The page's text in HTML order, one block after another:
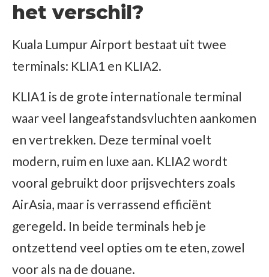
het verschil?
Kuala Lumpur Airport bestaat uit twee
terminals: KLIA1 en KLIA2.
KLIA1 is de grote internationale terminal
waar veel langeafstandsvluchten aankomen
en vertrekken. Deze terminal voelt
modern, ruim en luxe aan. KLIA2 wordt
vooral gebruikt door prijsvechters zoals
AirAsia, maar is verrassend efficiënt
geregeld. In beide terminals heb je
ontzettend veel opties om te eten, zowel
voor als na de douane.